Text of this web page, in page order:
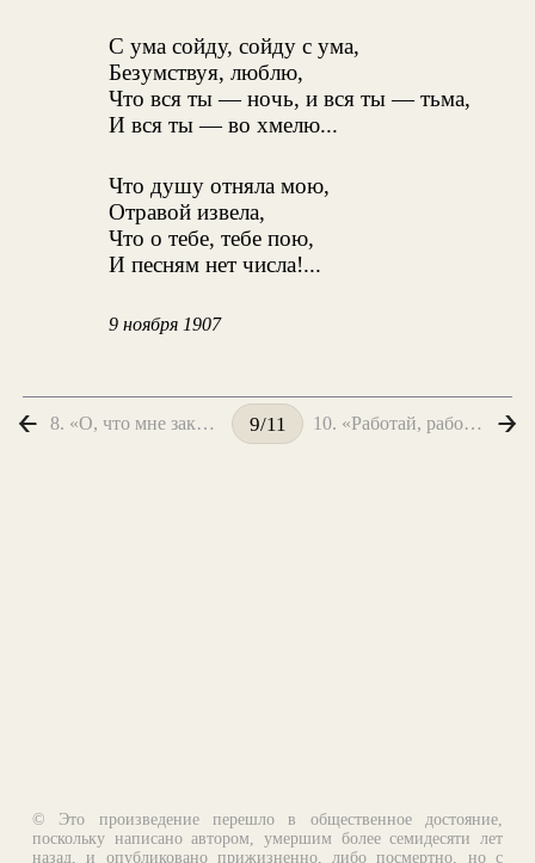
С ума сойду, сойду с ума,
Безумствуя, люблю,
Что вся ты — ночь, и вся ты — тьма,
И вся ты — во хмелю...
Что душу отняла мою,
Отравой извела,
Что о тебе, тебе пою,
И песням нет числа!...
9 ноября 1907
8. «О, что мне закатный румянец...» 9/11 10. «Работай, работай, работай...»
© Это произведение перешло в общественное достояние,
поскольку написано автором, умершим более семидесяти лет
назад, и опубликовано прижизненно, либо посмертно, но с